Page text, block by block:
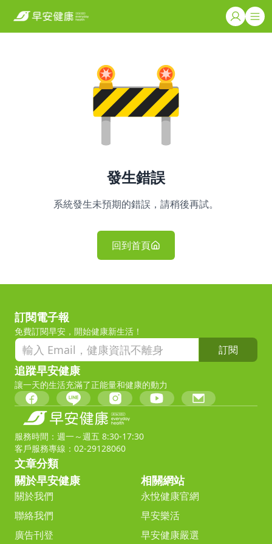
發生錯誤
系統發生未預期的錯誤，請稍後再試。
回到首頁
訂閱電子報
免費訂閱早安，開始健康新生活！
訂閱
追蹤早安健康
讓一天的生活充滿了正能量和健康的動力
服務時間：週一～週五 8:30-17:30
客戶服務專線：02-29128060
文章分類
關於早安健康
關於我們
聯絡我們
廣告刊登
相關網站
永悅健康官網
早安樂活
早安健康嚴選